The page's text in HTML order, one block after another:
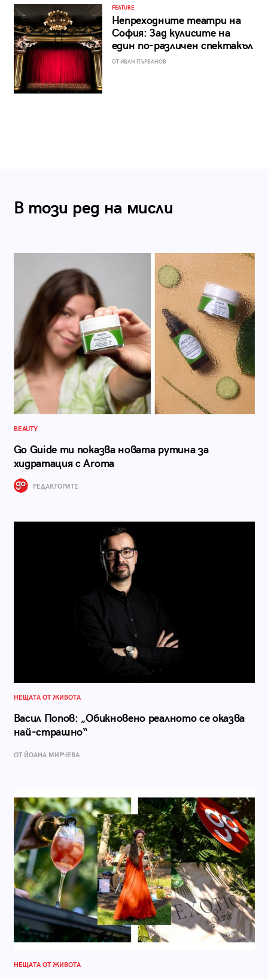
FEATURE
Непреходните театри на
София: Зад кулисите на
един по-различен спектакъл
ОТ ИВАН ПЪРВАНОВ
В този ред на мисли
BEAUTY
Go Guide ти показва новата рутина за
хидратация с Aroma
РЕДАКТОРИТЕ
НЕЩАТА ОТ ЖИВОТА
Васил Попов: „Обикновено реалното се оказва
най-страшно“
ОТ ЙОАНА МИРЧЕВА
НЕЩАТА ОТ ЖИВОТА